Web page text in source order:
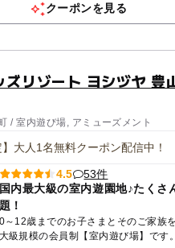
クーポンを見る
ズリゾート ヨシヅヤ 豊
/ 室内遊び場, アミューズメント
】大人1名無料クーポン配信中！
4.5
53件
国内最大級の室内遊園地♪たくさ
題！
0～12歳までのお子さまとそのご家族
大級規模の会員制【室内遊び場】です